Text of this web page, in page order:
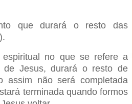
que durará o resto das
espiritual no que se refere a
de Jesus, durará o resto de
assim não será completada
terminada quando formos